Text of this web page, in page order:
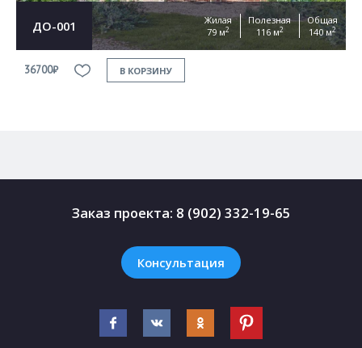
ДО-001
Жилая
79 м2
Полезная
116 м2
Общая
140 м2
36700₽ В КОРЗИНУ
Заказ проекта: 8 (902) 332-19-65
Консультация